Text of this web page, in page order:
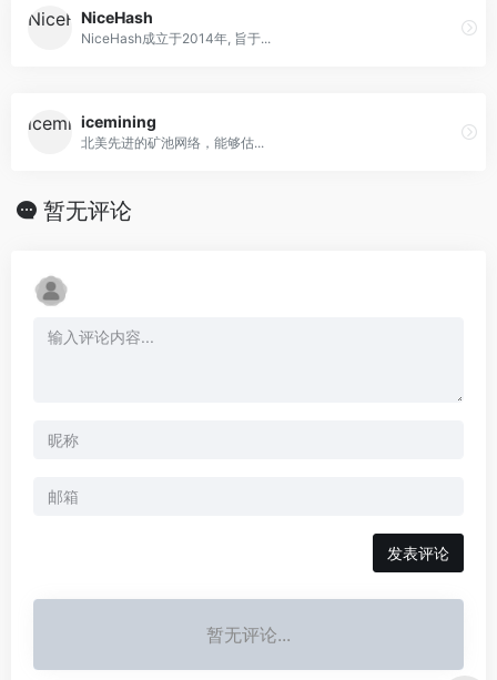
NiceHash
NiceHash成立于2014年, 旨于...
icemining
北美先进的矿池网络，能够估...
暂无评论
发表评论
暂无评论...